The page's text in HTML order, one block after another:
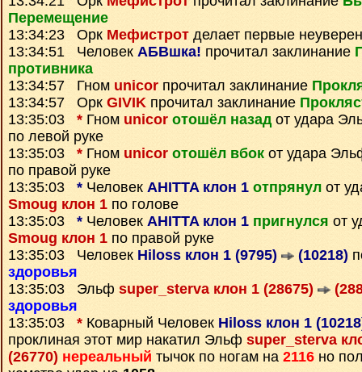
Перемещение
13:34:23 Орк Мефистрот делает первые
13:34:51 Человек АБВшка! прочитал заклинание
противника
13:34:57 Гном unicor прочитал заклинание
13:34:57 Орк GIVIK прочитал заклинание
13:35:03 * Гном unicor отошёл назадот удара
по левой руке
13:35:03 * Гном unicor отошёл вбок от удара
по правой руке
13:35:03 * Человек AHITTA клон 1 отпрянул от
Smoug клон 1 по голове
13:35:03 * Человек AHITTA клон 1 пригнулся от
Smoug клон 1 по правой руке
13:35:03 Человек Hiloss клон 1 (9795) (10218)
здоровья
13:35:03 Эльф super_sterva клон 1 (28675)
здоровья
13:35:03 * Коварный Человек Hiloss клон 1
проклиная этот мир накатил Эльф super_sterva
(26770) нереальный тычок по ногам на 2116 но